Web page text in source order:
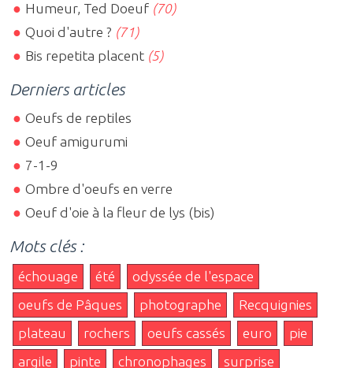
Humeur, Ted Doeuf (70)
Quoi d'autre ? (71)
Bis repetita placent (5)
Derniers articles
Oeufs de reptiles
Oeuf amigurumi
7-1-9
Ombre d'oeufs en verre
Oeuf d'oie à la fleur de lys (bis)
Mots clés :
échouage été
odyssée de l'espace
oeufs de Pâques
photographe
Recquignies
plateau
rochers oeufs cassés euro
pie
argile
pinte chronophages
surprise